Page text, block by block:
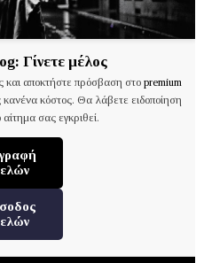
Γίνετε μέλος
και αποκτήστε πρόσβαση στοpremium
κόστος. Θα λάβετε ειδοποίηση
αίτημα σας εγκριθεί.